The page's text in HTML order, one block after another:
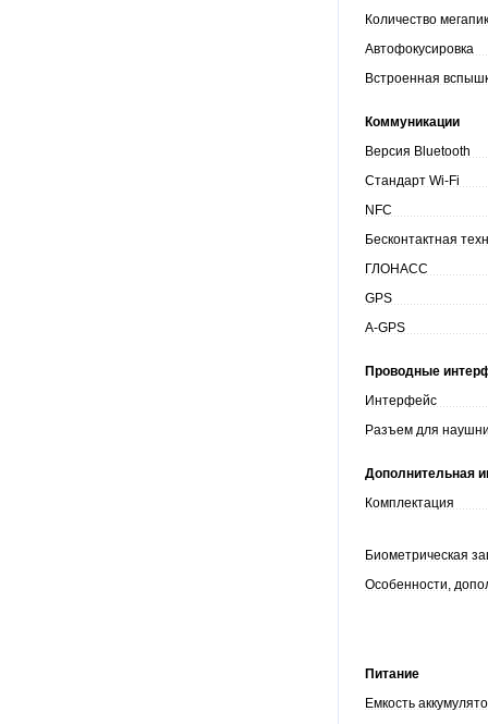
Количество
Автофокусировка
Встроенная
Коммуникации
Версия Bluetooth
Стандарт Wi-Fi
NFC
Бесконтактная
ГЛОНАСС
GPS
A-GPS
Проводные
Интерфейс
Разъем для
Дополнительная
Комплектация
Биометрическая
Особенности,
Питание
Емкость